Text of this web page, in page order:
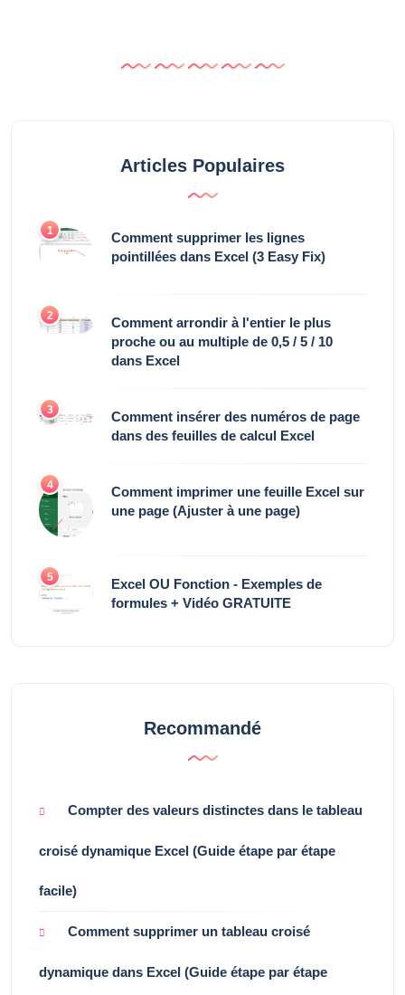
Articles Populaires
1
Comment supprimer les lignes
pointillées dans Excel (3 Easy Fix)
2
Comment arrondir à l'entier le plus
proche ou au multiple de 0,5 / 5 / 10
dans Excel
3
Comment insérer des numéros de page
dans des feuilles de calcul Excel
4
Comment imprimer une feuille Excel sur
une page (Ajuster à une page)
5
Excel OU Fonction - Exemples de
formules + Vidéo GRATUITE
Recommandé
Compter des valeurs distinctes dans le tableau
croisé dynamique Excel (Guide étape par étape
facile)
Comment supprimer un tableau croisé
dynamique dans Excel (Guide étape par étape